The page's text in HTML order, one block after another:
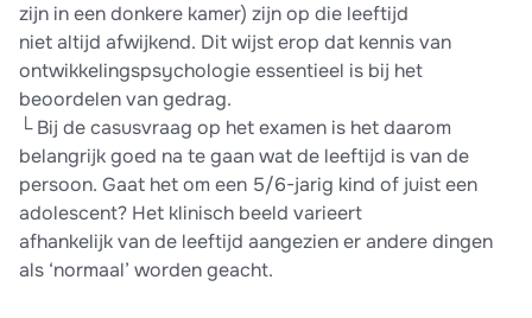
zijn in een donkere kamer) zijn op die leeftijd
niet altijd afwijkend. Dit wijst erop dat kennis van
ontwikkelingspsychologie essentieel is bij het
beoordelen van gedrag.
└ Bij de casusvraag op het examen is het daarom
belangrijk goed na te gaan wat de leeftijd is van de
persoon. Gaat het om een 5/6-jarig kind of juist een
adolescent? Het klinisch beeld varieert
afhankelijk van de leeftijd aangezien er andere dingen
als ‘normaal’ worden geacht.